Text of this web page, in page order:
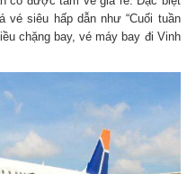
vé siêu hấp dẫn như “Cuối tuần
chặng bay, vé máy bay đi Vinh